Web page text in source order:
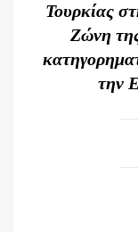
Τουρκίας
Ζώνη
την